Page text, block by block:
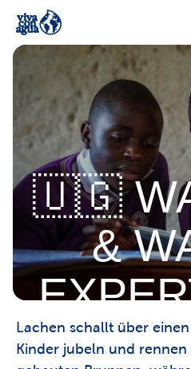
🇺🇬
&
n im
Lachen schallt über
Kinder jubeln und rennen